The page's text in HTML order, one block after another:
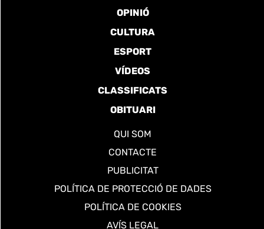
OPINIÓ
CULTURA
ESPORT
VÍDEOS
CLASSIFICATS
OBITUARI
QUI SOM
CONTACTE
PUBLICITAT
POLÍTICA DE PROTECCIÓ DE DADES
POLÍTICA DE COOKIES
AVÍS LEGAL